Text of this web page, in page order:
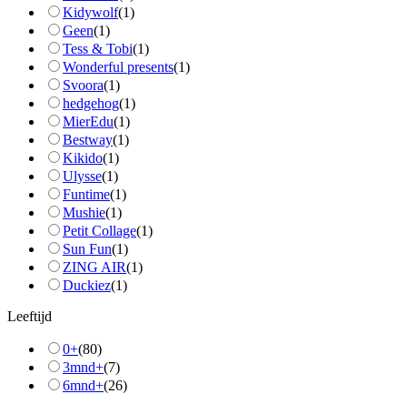
Kidywolf(1)
Geen(1)
Tess & Tobi(1)
Wonderful presents(1)
Svoora(1)
hedgehog(1)
MierEdu(1)
Bestway(1)
Kikido(1)
Ulysse(1)
Funtime(1)
Mushie(1)
Petit Collage(1)
Sun Fun(1)
ZING AIR(1)
Duckiez(1)
Leeftijd
0+(80)
3mnd+(7)
6mnd+(26)